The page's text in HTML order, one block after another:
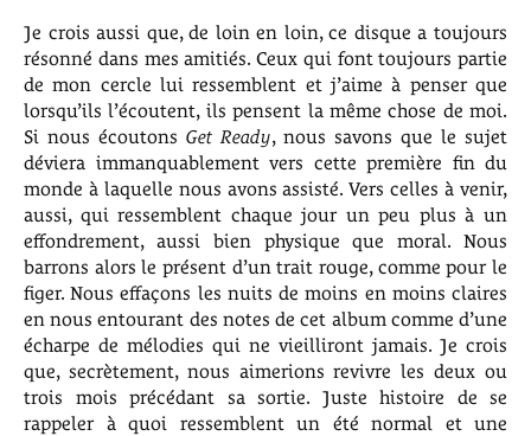
Je crois aussi que, de loin en loin, ce disque a toujours
résonné dans mes amitiés. Ceux qui font toujours partie
de mon cercle lui ressemblent et j’aime à penser que
lorsqu’ils l’écoutent, ils pensent la même chose de moi.
Si nous écoutons Get Ready, nous savons que le sujet
déviera immanquablement vers cette première fin du
monde à laquelle nous avons assisté. Vers celles à venir,
aussi, qui ressemblent chaque jour un peu plus à un
effondrement, aussi bien physique que moral. Nous
barrons alors le présent d’un trait rouge, comme pour le
figer. Nous effaçons les nuits de moins en moins claires
en nous entourant des notes de cet album comme d’une
écharpe de mélodies qui ne vieilliront jamais. Je crois
que, secrètement, nous aimerions revivre les deux ou
trois mois précédant sa sortie. Juste histoire de se
rappeler à quoi ressemblent un été normal et une